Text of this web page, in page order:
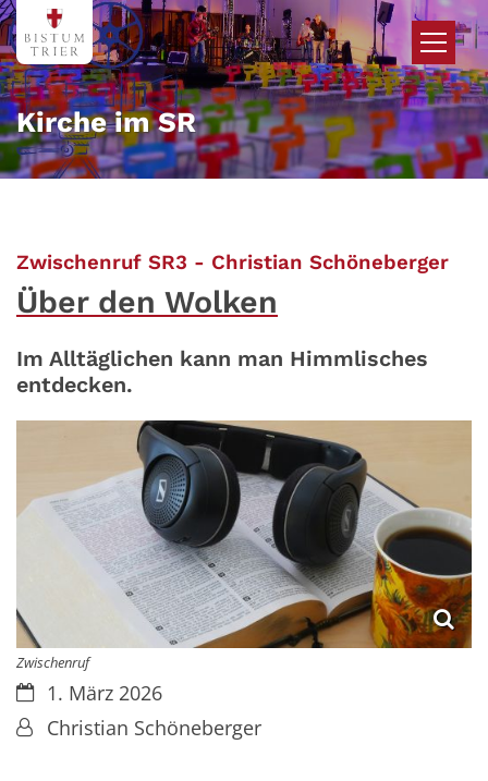
Zum Inhalt springen
Kirche im SR
Zwischenruf SR3 - Christian Schöneberger:
Über den Wolken
Im Alltäglichen kann man Himmlisches
entdecken.
Zwischenruf
Datum:1. März 2026
Von:Christian Schöneberger